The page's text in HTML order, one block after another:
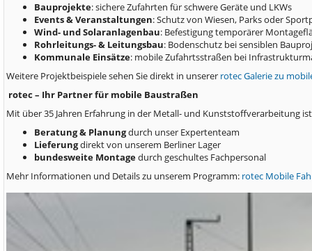
Bauprojekte: sichere Zufahrten für schwere Geräte und LKWs
Events & Veranstaltungen: Schutz von Wiesen, Parks oder
Wind- und Solaranlagenbau: Befestigung temporärer
Rohrleitungs- & Leitungsbau: Bodenschutz bei sensiblen
Kommunale Einsätze: mobile Zufahrtsstraßen bei
Weitere Projektbeispiele sehen Sie direkt in unserer rotec Galerie zu
rotec – Ihr Partner für mobile Baustraßen
Mit über 35 Jahren Erfahrung in der Metall- und Kunststoffverarbeitung
Beratung & Planungdurch unser Expertenteam
Lieferungdirekt von unserem Berliner Lager
bundesweite Montagedurch geschultes Fachpersonal
Mehr Informationen und Details zu unserem Programm: rotec Mobile